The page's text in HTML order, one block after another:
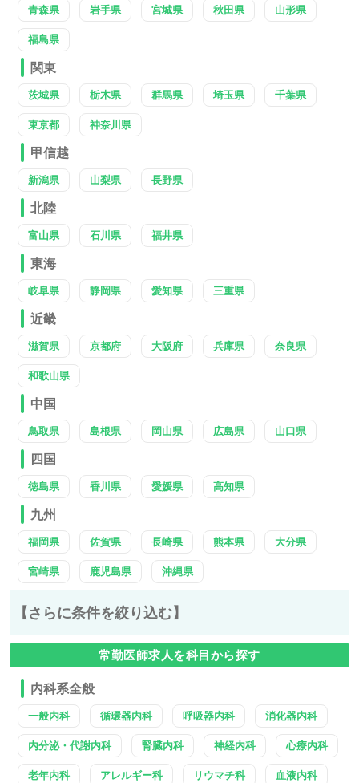
青森県 岩手県 宮城県 秋田県 山形県
福島県
関東
茨城県 栃木県 群馬県 埼玉県 千葉県
東京都 神奈川県
甲信越
新潟県 山梨県 長野県
北陸
富山県 石川県 福井県
東海
岐阜県 静岡県 愛知県 三重県
近畿
滋賀県 京都府 大阪府 兵庫県 奈良県
和歌山県
中国
鳥取県 島根県 岡山県 広島県 山口県
四国
徳島県 香川県 愛媛県 高知県
九州
福岡県 佐賀県 長崎県 熊本県 大分県
宮崎県 鹿児島県 沖縄県
【さらに条件を絞り込む】
常勤医師求人を科目から探す
内科系全般
一般内科 循環器内科 呼吸器内科 消化器内科
内分泌・代謝内科 腎臓内科 神経内科 心療内科
老年内科 アレルギー科 リウマチ科 血液内科